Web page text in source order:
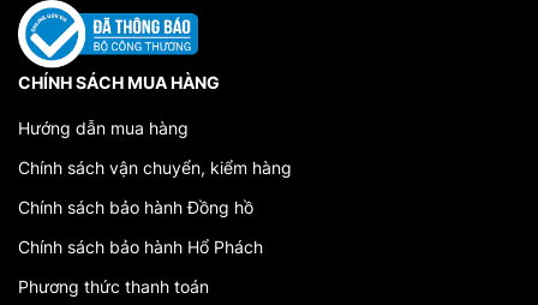
CHÍNH SÁCH MUA HÀNG
Hướng dẫn mua hàng
Chính sách vận chuyển, kiểm hàng
Chính sách bảo hành Đồng hồ
Chính sách bảo hành Hổ Phách
Phương thức thanh toán